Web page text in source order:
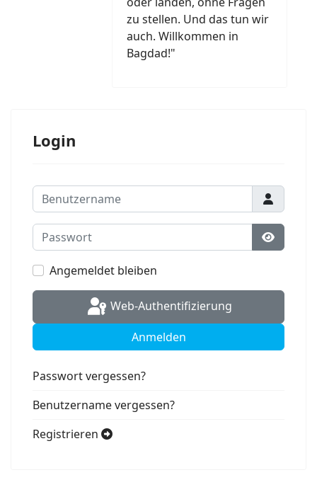
zu stellen. Und das tun wir
auch. Willkommen in
Bagdad!"
Login
Benutzername
Passwort
Angemeldet bleiben
Web-Authentifizierung
Anmelden
Passwort vergessen?
Benutzername vergessen?
Registrieren